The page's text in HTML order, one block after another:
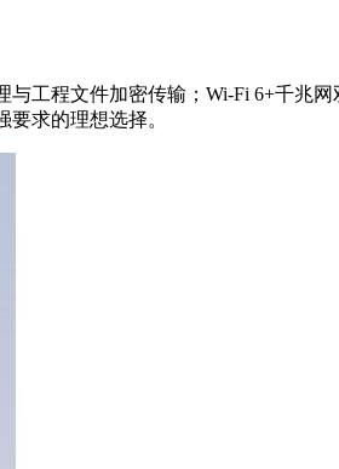
与工程文件加密传输；Wi-Fi 6+千兆
求的理想选择。